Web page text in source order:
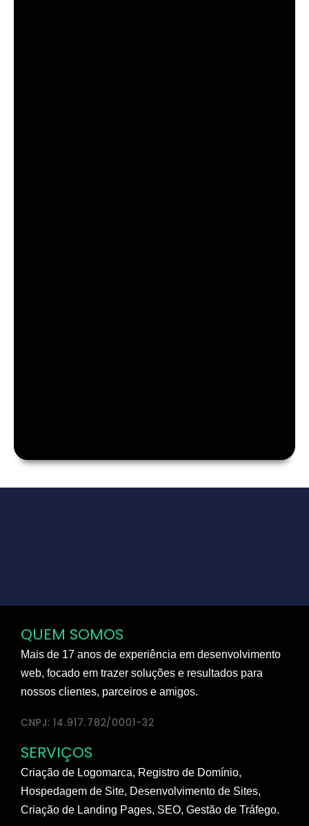
QUEM SOMOS
Mais de 17 anos de experiência em desenvolvimento
web, focado em trazer soluções e resultados para
nossos clientes, parceiros e amigos.
CNPJ: 14.917.782/0001-32
SERVIÇOS
Criação de Logomarca, Registro de Domínio,
Hospedagem de Site, Desenvolvimento de Sites,
Criação de Landing Pages, SEO, Gestão de Tráfego.